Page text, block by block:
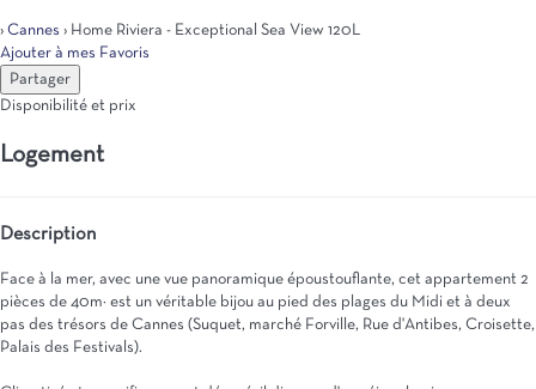
› Cannes › Home Riviera - Exceptional Sea View 120L
Ajouter à mes Favoris
Partager
Disponibilité et prix
Logement
Description
Face à la mer, avec une vue panoramique époustouflante, cet appartement 2
pièces de 40m² est un véritable bijou au pied des plages du Midi et à deux
pas des trésors de Cannes (Suquet, marché Forville, Rue d'Antibes, Croisette,
Palais des Festivals).